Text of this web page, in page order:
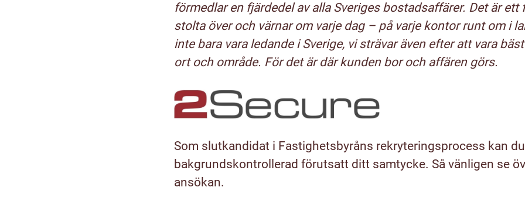
förmedlar en fjärdedel av alla Sveriges bostadsaffärer. Det är ett
stolta över och värnar om varje dag – på varje kontor runt om i
inte bara vara ledande i Sverige, vi strävar även efter att vara
ort och område. För det är där kunden bor och affären görs.
Som slutkandidat i Fastighetsbyråns rekryteringsprocess kan
bakgrundskontrollerad förutsatt ditt samtycke. Så vänligen se
ansökan.